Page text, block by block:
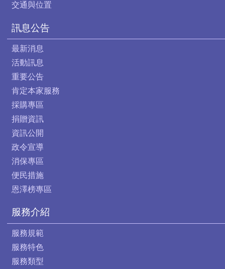
交通與位置
訊息公告
最新消息
活動訊息
重要公告
肯定本家服務
採購專區
捐贈資訊
資訊公開
政令宣導
消保專區
便民措施
恩澤榜專區
服務介紹
服務規範
服務特色
服務類型